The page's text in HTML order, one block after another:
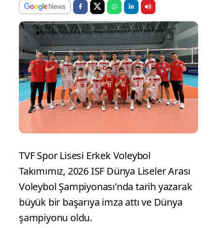
TVF Spor Lisesi Erkek Voleybol
Takımımız, 2026 ISF Dünya Liseler Arası
Voleybol Şampiyonası'nda tarih yazarak
büyük bir başarıya imza attı ve Dünya
şampiyonu oldu.